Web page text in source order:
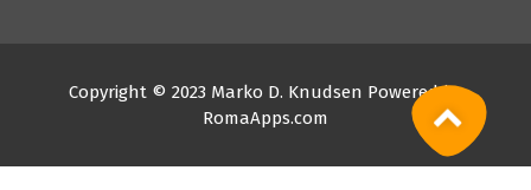
Copyright © 2023 Marko D. Knudsen Powered by
RomaApps.com